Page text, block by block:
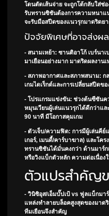
โดนตัดเส้นจ่าย จะถูกโต้กลับใส่ช่
รับทรานซิชันต้องการความหนาแ
จะรับมือสปีดของแนวรุกมาดริดย
ปัจจัยพิเศษที่อาจส่งผ
- สนามเหย้า: ซานติอาโก้ เบร์นา
มาเยือนอย่างมาก มาดริดผลงาน
- สภาพอากาศและสภาพสนาม: ก
เกมไดเร็กต์และการเปลี่ยนสปีดขอ
- โปรแกรมแข่งขัน: ช่วงต้นซีซันค
หมุนเวียนผู้เล่นแนวรุกได้ดีกว่าแ
90 นาที มีโอกาสคุมเกม
- ตัวเจ็บ/ความฟิต: การมีผู้เล่นคีย์
เกอร์, เมนดี้/คาร์บาฆาล) และโค
ทรานซิชันได้มั่นคงกว่า ด้านมาร์ก
หรือวิงแบ็กตัวหลัก ความต่อเนื่อง
ตัวแปรสำคัญ
- วินิซิอุส/เอ็มบั๊ปเป้ vs ฟูลแบ็กมา
แหล่งทำลายบล็อคสูงสุดของมา
ทีมเยือนจึงสำคัญ